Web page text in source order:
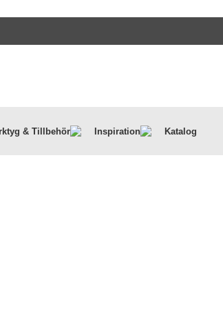
& Tillbehör Inspiration Katalog